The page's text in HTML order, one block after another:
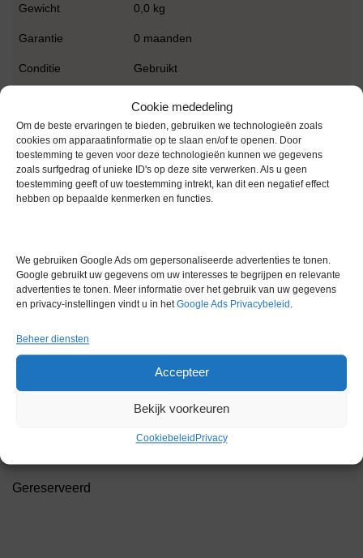
Cookie mededeling
Om de beste ervaringen te bieden, gebruiken we technologieën zoals
cookies om apparaatinformatie op te slaan en/of te openen. Door
toestemming te geven voor deze technologieën kunnen we gegevens
zoals surfgedrag of unieke ID's op deze site verwerken. Als u geen
toestemming geeft of uw toestemming intrekt, kan dit een negatief effect
hebben op bepaalde kenmerken en functies.
We gebruiken Google Ads om gepersonaliseerde advertenties te tonen.
Google gebruikt uw gegevens om uw interesses te begrijpen en relevante
advertenties te tonen. Meer informatie over het gebruik van uw gegevens
en privacy-instellingen vindt u in hetGoogle Ads Privacybeleid .
Beheer diensten
Accepteer
Bekijk voorkeuren
Cookiebeleid Privacy
Gewicht 0,0 kg
Garantie 0 maanden
Conditie Gebruikt
Gereserveerd
Gereserveerd